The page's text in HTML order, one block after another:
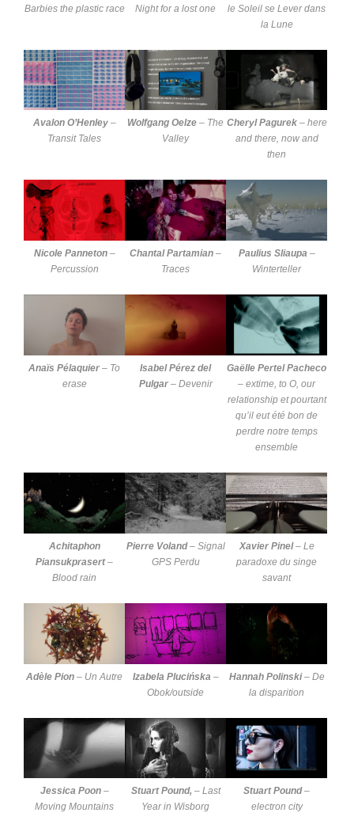
Barbies the plastic race
Night for a lost one
le Soleil se Lever dans
la Lune
Avalon O’Henley–
Transit Tales
Wolfgang Oelze – The
Valley
Cheryl Pagurek– here
and there, now and
then
Nicole Panneton–
Percussion
Chantal Partamian –
Traces
Paulius Sliaupa–
Winterteller
Anaïs Pélaquier – To
erase
Isabel Pérez del
Pulgar– Devenir
Gaëlle Pertel Pacheco
–extime, to O, our
relationship et pourtant
qu’il eut été bon de
perdre notre temps
ensemble
Achitaphon
Piansukprasert–
Blood rain
Pierre Voland– Signal
GPS Perdu
Xavier Pinel– Le
paradoxe du singe
savant
Adèle Pion – Un Autre Izabela Plucińska –
Obok/outside
Hannah Polinski– De
la disparition
Jessica Poon–
Moving Mountains
Stuart Pound,– Last
Year in Wisborg
Stuart Pound–
electron city